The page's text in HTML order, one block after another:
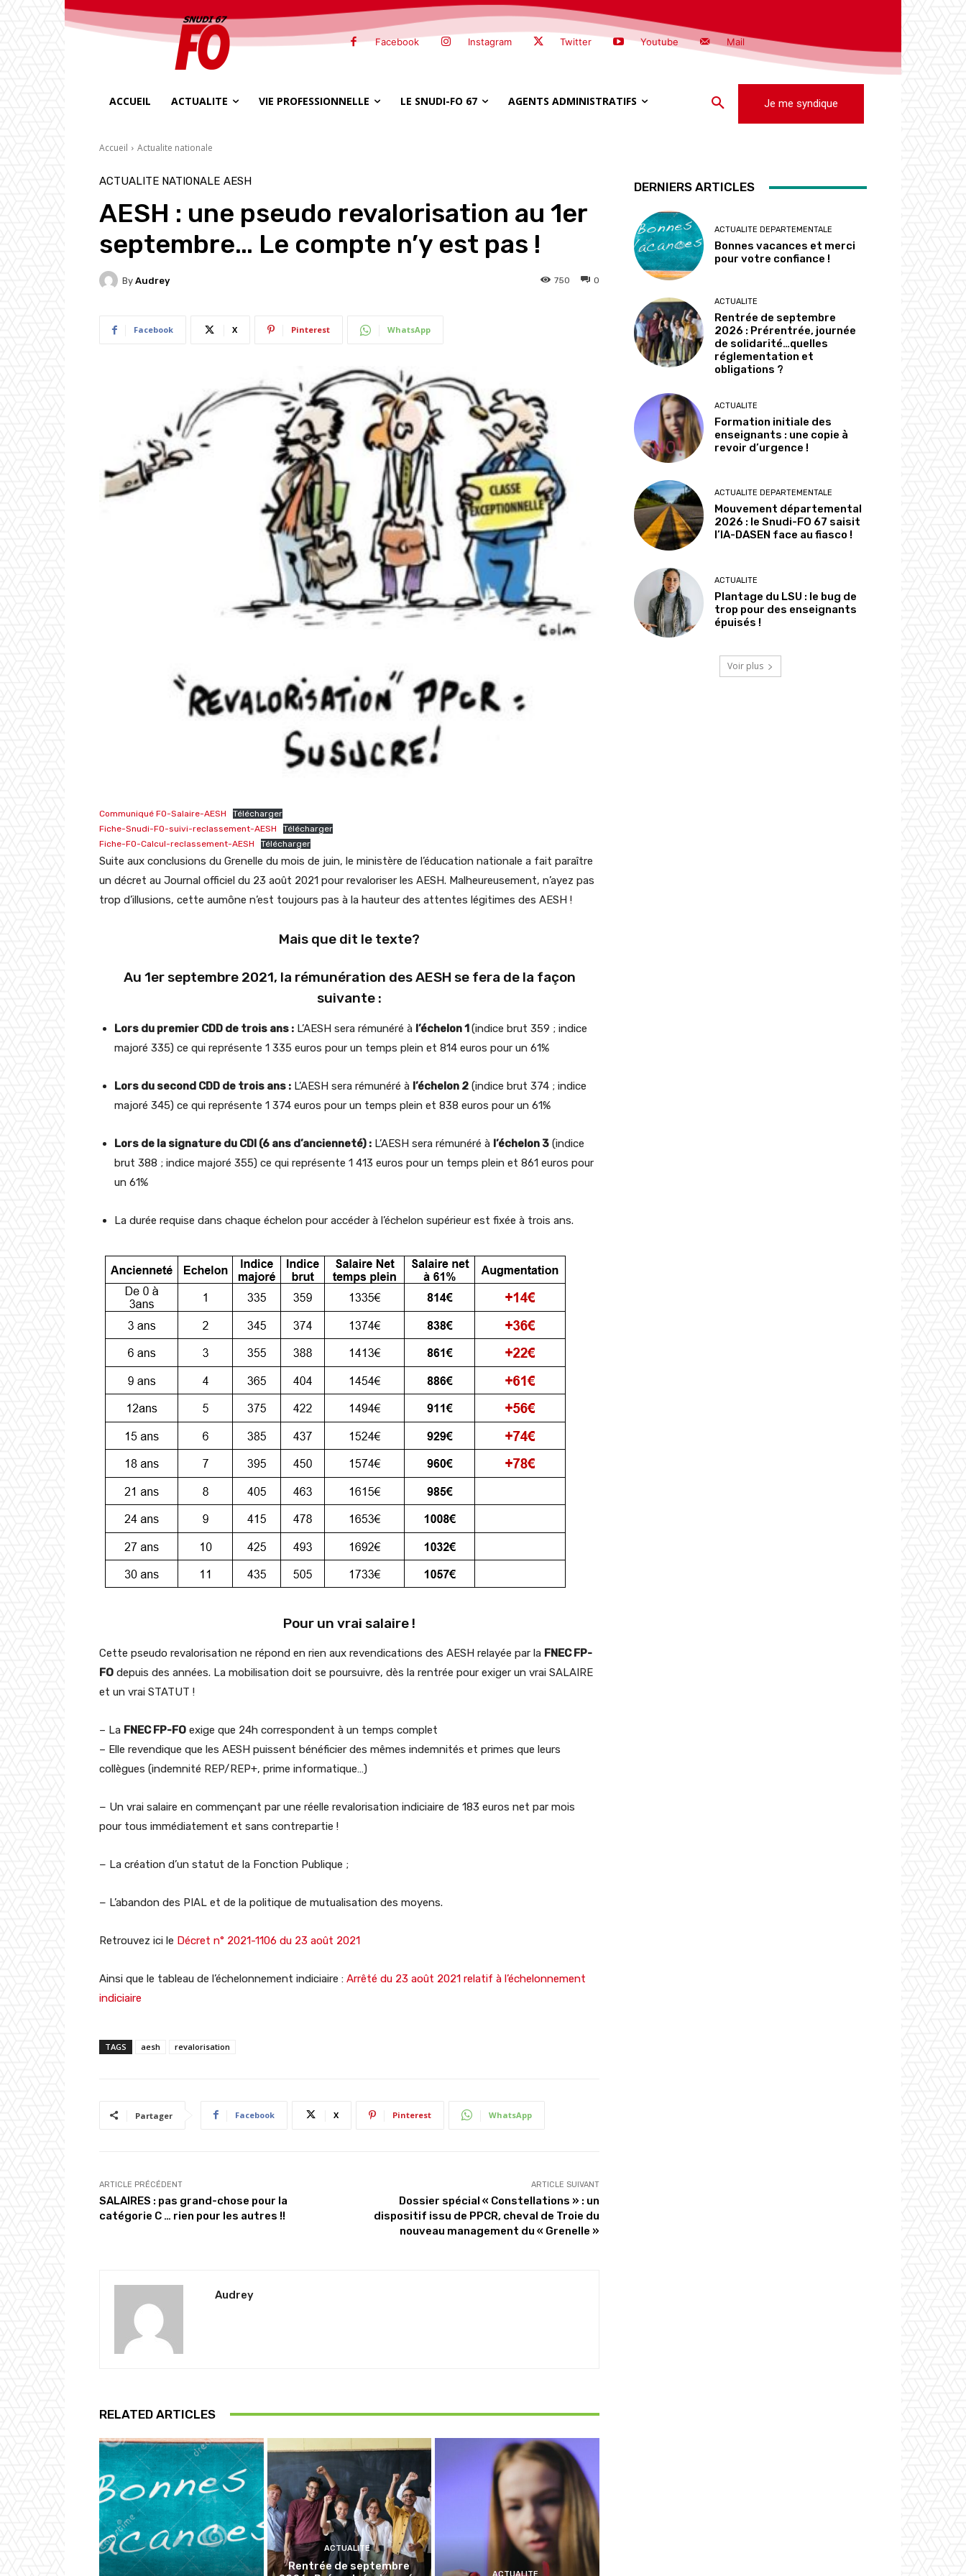
Facebook Instagram Twitter Youtube Mail
ACCUEIL ACTUALITE VIE PROFESSIONNELLE LE SNUDI-FO 67 AGENTS ADMINISTRATIFS Je me syndique
Accueil Actualite nationale
ACTUALITE NATIONALE AESH
AESH : une pseudo revalorisation au 1er
septembre… Le compte n’y est pas !
By Audrey 0
750
Facebook X Pinterest WhatsApp
Communiqué FO-Salaire-AESH
Télécharger
Fiche-Snudi-FO-suivi-reclassement-AESH
Télécharger
Fiche-FO-Calcul-reclassement-AESH
Télécharger
Suite aux conclusions du Grenelle du mois de juin, le ministère de l’éducation nationale a fait paraître
un décret au Journal officiel du 23 août 2021 pour revaloriser les AESH. Malheureusement, n’ayez pas
trop d’illusions, cette aumône n’est toujours pas à la hauteur des attentes légitimes des AESH !
Mais que dit le texte?
Au 1er septembre 2021, la rémunération des AESH se fera de la façon
suivante :
Lors du premier CDD de trois ans : L’AESH sera rémunéré à l’échelon 1(indice brut 359 ; indice
majoré 335) ce qui représente 1 335 euros pour un temps plein et 814 euros pour un 61%
Lors du second CDD de trois ans : L’AESH sera rémunéré à l’échelon 2 (indice brut 374 ; indice
majoré 345) ce qui représente 1 374 euros pour un temps plein et 838 euros pour un 61%
Lors de la signature du CDI (6 ans d’ancienneté) : L’AESH sera rémunéré à l’échelon 3 (indice
brut 388 ; indice majoré 355) ce qui représente 1 413 euros pour un temps plein et 861 euros pour
un 61%
La durée requise dans chaque échelon pour accéder à l’échelon supérieur est fixée à trois ans.
Pour un vrai salaire !
Cette pseudo revalorisation ne répond en rien aux revendications des AESH relayée par la FNEC FP-
FO depuis des années. La mobilisation doit se poursuivre, dès la rentrée pour exiger un vrai SALAIRE
et un vrai STATUT !
– La FNEC FP-FO exige que 24h correspondent à un temps complet
– Elle revendique que les AESH puissent bénéficier des mêmes indemnités et primes que leurs
collègues (indemnité REP/REP+, prime informatique…)
− Un vrai salaire en commençant par une réelle revalorisation indiciaire de 183 euros net par mois
pour tous immédiatement et sans contrepartie !
− La création d’un statut de la Fonction Publique ;
− L’abandon des PIAL et de la politique de mutualisation des moyens.
Retrouvez ici le Décret n° 2021-1106 du 23 août 2021
Ainsi que le tableau de l’échelonnement indiciaire : Arrêté du 23 août 2021 relatif à l’échelonnement
indiciaire
TAGS aesh revalorisation
Partager Facebook X Pinterest WhatsApp
ARTICLE PRÉCÉDENT
SALAIRES : pas grand-chose pour la
catégorie C … rien pour les autres !!
ARTICLE SUIVANT
Dossier spécial « Constellations » : un
dispositif issu de PPCR, cheval de Troie du
nouveau management du « Grenelle »
Audrey
RELATED ARTICLES
ACTUALITE
Rentrée de septembre
DERNIERS ARTICLES
ACTUALITE DEPARTEMENTALE
Bonnes vacances et merci
pour votre confiance !
ACTUALITE
Rentrée de septembre
2026 : Prérentrée, journée
de solidarité…quelles
réglementation et
obligations ?
ACTUALITE
Formation initiale des
enseignants : une copie à
revoir d’urgence !
ACTUALITE DEPARTEMENTALE
Mouvement départemental
2026 : le Snudi-FO 67 saisit
l’IA-DASEN face au fiasco !
ACTUALITE
Plantage du LSU : le bug de
trop pour des enseignants
épuisés !
Voir plus